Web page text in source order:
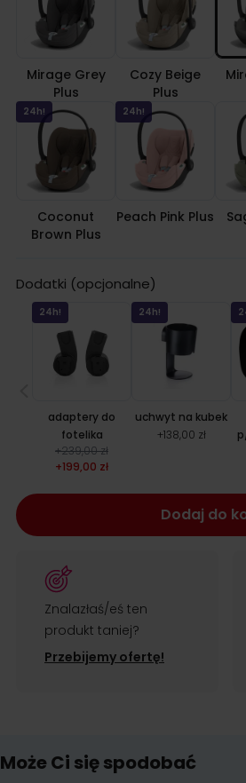
Mirage Grey
Plus
Cozy Beige
Plus
24h!
Coconut
Brown Plus
24h!
Peach Pink Plus
Dodatki (opcjonalne)
24h!
adaptery do
fotelika
+239,00 zł
+199,00 zł
24h!
uchwyt na kubek
+138,00 zł
Dodaj do
Znalazłaś/eś ten
produkt taniej?
Przebijemy ofertę!
Może Ci się spodobać